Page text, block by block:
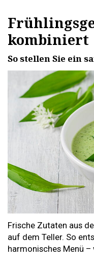
kombiniert
So stellen Sie ein
Frische Zutaten aus
auf dem Teller. So
harmonisches Menü –